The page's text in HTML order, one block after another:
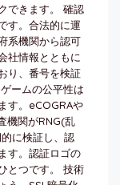
できます。 確認
す。合法的に運
系機関から認可
社情報とともに
り、番号を検証
ームの公平性は
す。eCOGRAや
機関がRNG(乱
に検証し、認
す。認証ロゴの
とつです。 技術